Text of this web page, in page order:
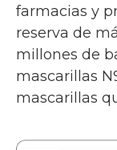
farmacias y
reserva de
millones de
mascarillas
mascarillas